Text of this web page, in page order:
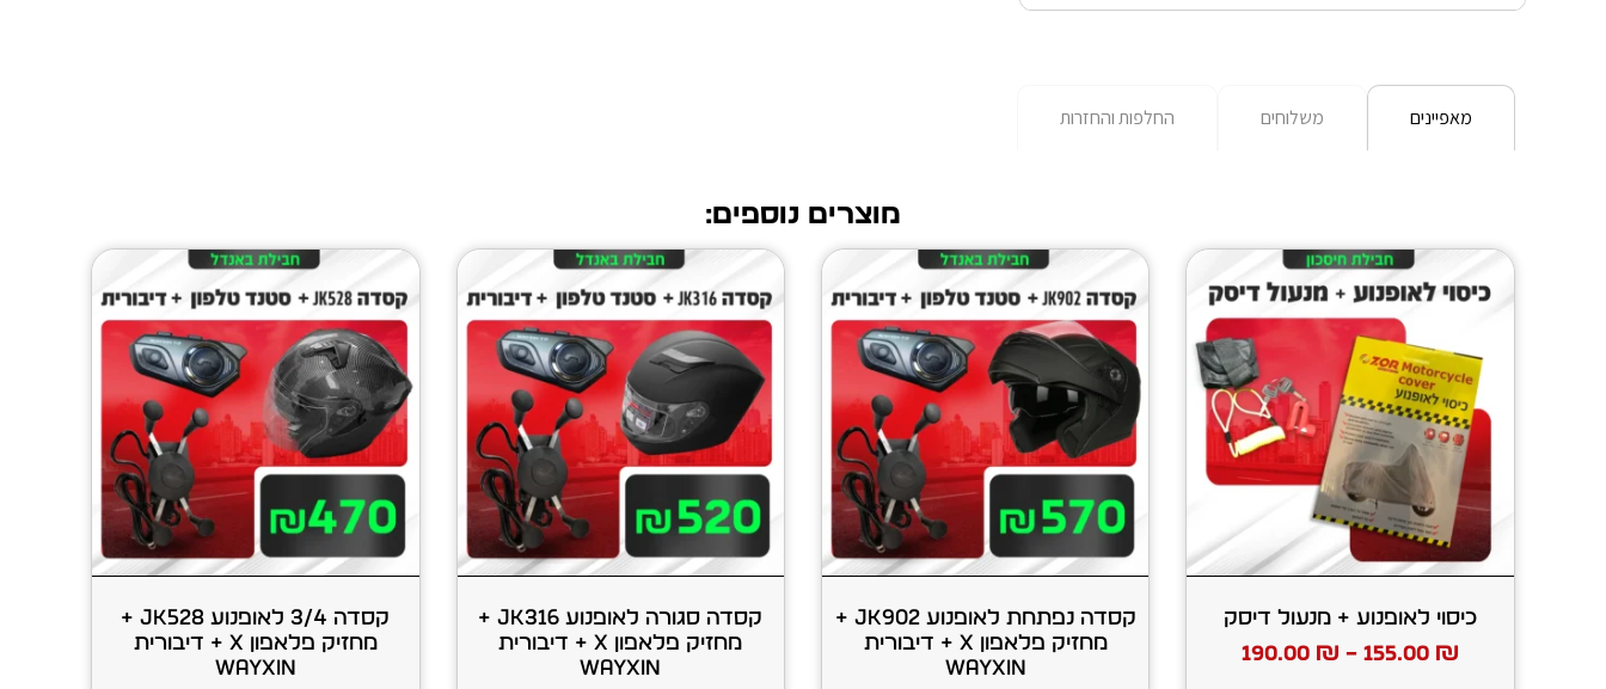
מאפיינים משלוחים החלפות והחזרות
מוצרים נוספים:
כיסוי לאופנוע + מנעול דיסק
155.00 ₪
–
190.00 ₪
קסדה נפתחת לאופנוע JK902 +
מחזיק פלאפון X + דיבורית
WAYXIN
קסדה סגורה לאופנוע JK316 +
מחזיק פלאפון X + דיבורית
WAYXIN
קסדה 3/4 לאופנוע JK528 +
מחזיק פלאפון X + דיבורית
WAYXIN